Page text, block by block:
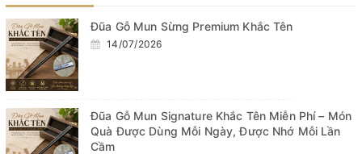
Đũa Gỗ Mun Sừng Premium Khắc Tên
14/07/2026
Đũa Gỗ Mun Signature Khắc Tên Miễn Phí – Món
Quà Được Dùng Mỗi Ngày, Được Nhớ Mỗi Lần
Cầm